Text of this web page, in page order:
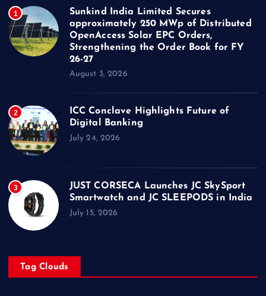
1
Sunkind India Limited Secures
approximately 250 MWp of Distributed
OpenAccess Solar EPC Orders,
Strengthening the Order Book for FY
26-27
August 3, 2026
2
ICC Conclave Highlights Future of
Digital Banking
July 24, 2026
3
JUST CORSECA Launches JC SkySport
Smartwatch and JC SLEEPODS in India
July 15, 2026
Tag Clouds